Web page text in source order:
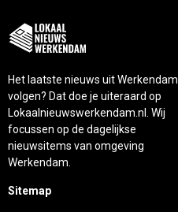
Het laatste nieuws uit Werkendam
volgen? Dat doe je uiteraard op
Lokaalnieuwswerkendam.nl. Wij
focussen op de dagelijkse
nieuwsitems van omgeving
Werkendam.
Sitemap